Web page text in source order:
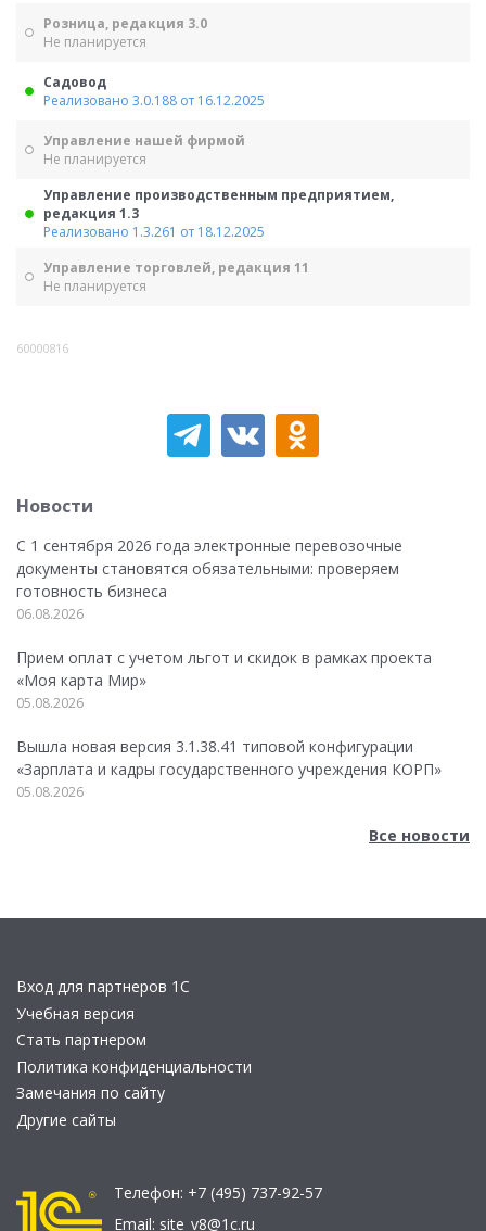
Розница, редакция 3.0
Не планируется
Садовод
Реализовано 3.0.188 от 16.12.2025
Управление нашей фирмой
Не планируется
Управление производственным предприятием,
редакция 1.3
Реализовано 1.3.261 от 18.12.2025
Управление торговлей, редакция 11
Не планируется
60000816
Новости
С 1 сентября 2026 года электронные перевозочные
документы становятся обязательными: проверяем
готовность бизнеса
06.08.2026
Прием оплат с учетом льгот и скидок в рамках проекта
«Моя карта Мир»
05.08.2026
Вышла новая версия 3.1.38.41 типовой конфигурации
«Зарплата и кадры государственного учреждения КОРП»
05.08.2026
Все новости
Вход для партнеров 1С
Учебная версия
Стать партнером
Политика конфиденциальности
Замечания по сайту
Другие сайты
Телефон: +7 (495) 737-92-57
Email: site_v8@1c.ru